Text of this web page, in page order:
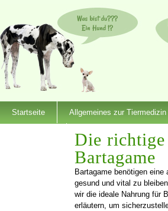
Startseite Allgemeines zur Tiermedizin
Die
Bartagame
Bartagame benötigen eine
gesund und vital zu
wir die ideale Nahrung für
erläutern, um